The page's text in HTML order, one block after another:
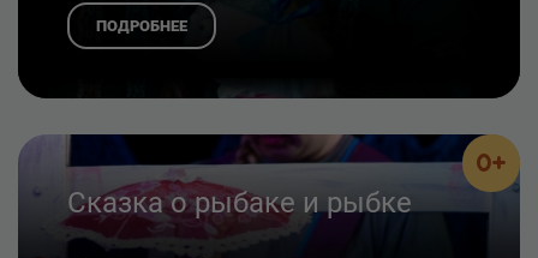
ПОДРОБНЕЕ
0+
Сказка о рыбаке и рыбке